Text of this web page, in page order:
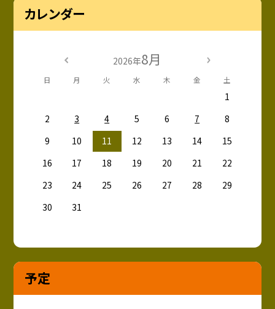
カレンダー
2026年8月
日 月 火 水 木 金 土
1
2
3 4 5 6 7
8
9
10 11 12 13 14
15
16
17 18 19 20 21
22
23
24 25 26 27 28
29
30
31
予定